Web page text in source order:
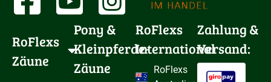
RoFlexs
Zäune
Pony &
Kleinpferde-
Zäune
RoFlexs
International
RoFlexs
Zahlung &
Versand: